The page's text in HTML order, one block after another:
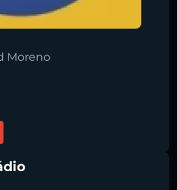
Moreno